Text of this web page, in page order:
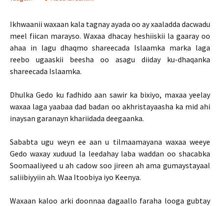
Ikhwaanii waxaan kala tagnay ayada oo ay xaaladda dacwadu
meel fiican marayso. Waxaa dhacay heshiiskii la gaaray oo
ahaa in lagu dhaqmo shareecada Islaamka marka laga
reebo ugaaskii beesha oo asagu diiday ku-dhaqanka
shareecada Islaamka.
Dhulka Gedo ku fadhido aan sawir ka bixiyo, maxaa yeelay
waxaa laga yaabaa dad badan oo akhristayaasha ka mid ahi
inaysan garanayn khariidada deegaanka.
Sababta ugu weyn ee aan u tilmaamayana waxaa weeye
Gedo waxay xuduud la leedahay laba waddan oo shacabka
Soomaaliyeed u ah cadow soo jireen ah ama gumaystayaal
saliibiyyiin ah. Waa Itoobiya iyo Keenya.
Waxaan kaloo arki doonnaa dagaallo faraha looga gubtay